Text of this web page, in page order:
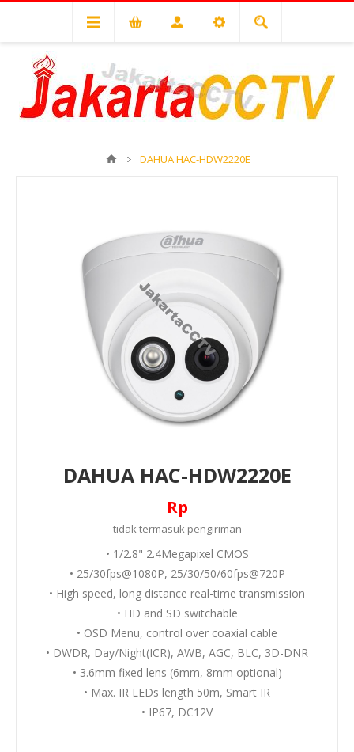
DAHUA HAC-HDW2220E
DAHUA HAC-HDW2220E
Rp
tidak termasuk pengiriman
• 1/2.8" 2.4Megapixel CMOS
• 25/30fps@1080P, 25/30/50/60fps@720P
• High speed, long distance real-time transmission
• HD and SD switchable
• OSD Menu, control over coaxial cable
• DWDR, Day/Night(ICR), AWB, AGC, BLC, 3D-DNR
• 3.6mm fixed lens (6mm, 8mm optional)
• Max. IR LEDs length 50m, Smart IR
• IP67, DC12V